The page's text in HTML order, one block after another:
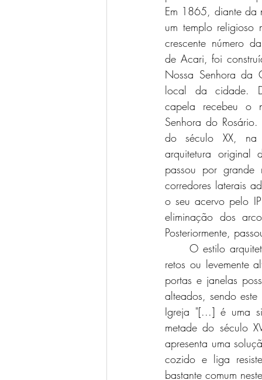
Em 1865, diante da
um templo religioso
crescente número
de Acari, foi
Nossa Senhora da
local da cidade.
capela recebeu o
Senhora do
do século XX,
arquitetura
passou por grande
corredores laterais
o seu acervo pelo
eliminação dos
Posteriormente,
retos ou levemente
portas e janelas
alteados, sendo
Igreja "[...] é uma
metade do século
apresenta uma
cozido e liga
bastante comum